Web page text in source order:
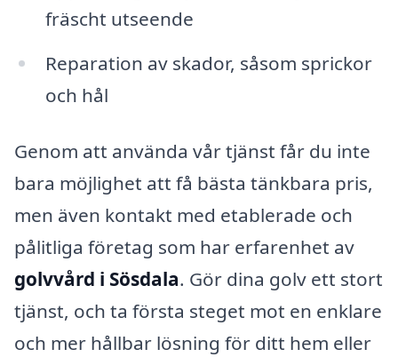
fräscht utseende
Reparation av skador, såsom sprickor
och hål
Genom att använda vår tjänst får du inte
bara möjlighet att få bästa tänkbara pris,
men även kontakt med etablerade och
pålitliga företag som har erfarenhet av
golvvård i Sösdala. Gör dina golv ett stort
tjänst, och ta första steget mot en enklare
och mer hållbar lösning för ditt hem eller